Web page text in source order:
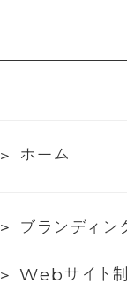
ホ
ホーム
ブ
ン
ブラ ン ディ ン
Web
Webサ イ ト 制